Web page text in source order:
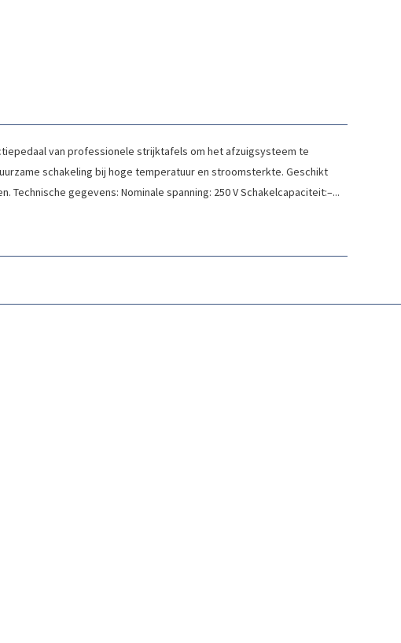
van professionele strijktafels om het afzuigsysteem te
schakeling bij hoge temperatuur en stroomsterkte. Geschikt
gegevens: Nominale spanning: 250 V Schakelcapaciteit:–...